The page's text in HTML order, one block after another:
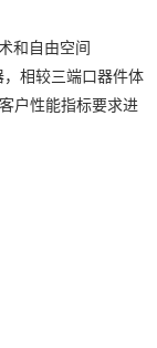
和自由空间
，相较三端口器件体
户性能指标要求进